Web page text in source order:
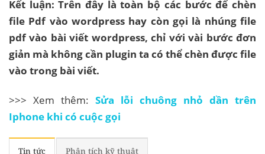
Kết luận: Trên đây là toàn bộ các bước để chèn
file Pdf vào wordpress hay còn gọi là nhúng file
pdf vào bài viết wordpress, chỉ với vài bước đơn
giản mà không cần plugin ta có thể chèn được file
vào trong bài viết.
>>> Xem thêm: Sửa lỗi chuông nhỏ dần trên
Iphone khi có cuộc gọi
Tin tức Phân tích kỹ thuật